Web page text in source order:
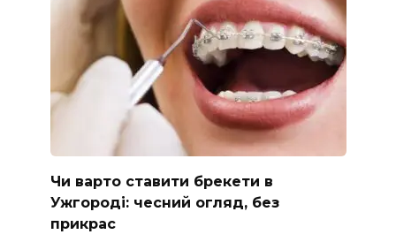
Чи варто ставити брекети в
Ужгороді: чесний огляд, без
прикрас